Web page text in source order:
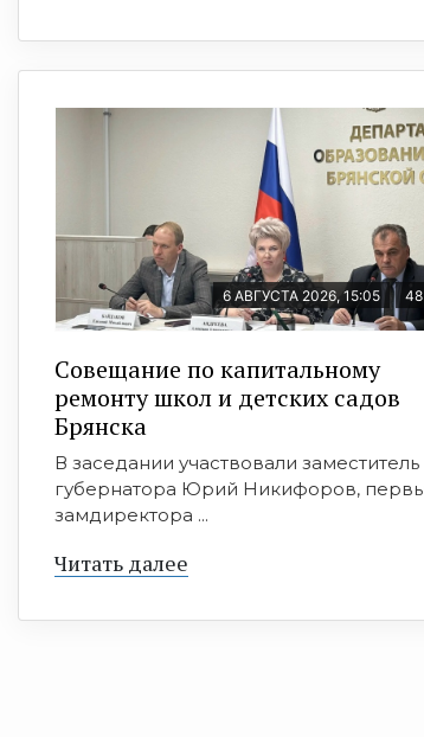
6 АВГУСТА 2026, 15:05 48
Совещание по капитальному
ремонту школ и детских садов
Брянска
В заседании участвовали заместитель
губернатора Юрий Никифоров,
замдиректора ...
Читать далее